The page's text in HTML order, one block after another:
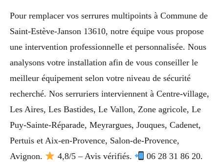
Pour remplacer vos serrures multipoints à Commune de
Saint-Estève-Janson 13610, notre équipe vous propose
une intervention professionnelle et personnalisée. Nous
analysons votre installation afin de vous conseiller le
meilleur équipement selon votre niveau de sécurité
recherché. Nos serruriers interviennent à Centre-village,
Les Aires, Les Bastides, Le Vallon, Zone agricole, Le
Puy-Sainte-Réparade, Meyrargues, Jouques, Cadenet,
Pertuis et Aix-en-Provence, Salon-de-Provence,
Avignon.
4,8/5 – Avis vérifiés.
06 28 31 86 20.